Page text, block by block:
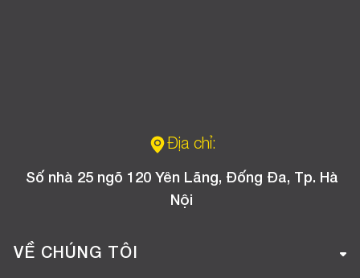
Địa chỉ:
Số nhà 25 ngõ 120 Yên Lãng, Đống Đa, Tp. Hà
Nội
VỀ CHÚNG TÔI